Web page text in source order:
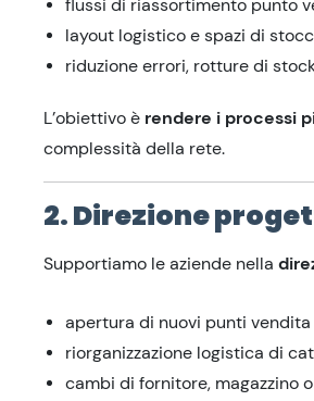
flussi di riassortimento punto
layout logistico e spazi di
riduzione errori, rotture di
L’obiettivo è rendere i processi
complessità della rete.
2. Direzione
Supportiamo le aziende nella
apertura di nuovi punti vendita
riorganizzazione logistica di
cambi di fornitore, magazzino